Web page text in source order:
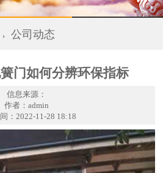
公司动态
门如何分辨环保指标
信息来源：
作者：admin
：2022-11-28 18:18